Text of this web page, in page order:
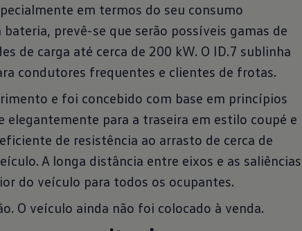
em termos do seu consumo
prevê-se que serão possíveis gamas de
de carga até cerca de 200 kW. O ID.7 sublinha
condutores frequentes e clientes de frotas.
e foi concebido com base em princípios
elegantemente para a traseira em estilo coupé e
de resistência ao arrasto de cerca de
A longa distância entre eixos e as saliências
do veículo para todos os ocupantes.
O veículo ainda não foi colocado à venda.